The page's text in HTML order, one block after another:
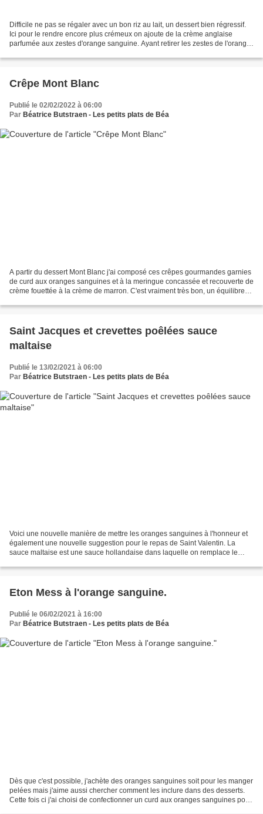
Difficile ne pas se régaler avec un bon riz au lait, un dessert bien régressif.
Ici pour le rendre encore plus crémeux on ajoute de la crème anglaise
parfumée aux zestes d'orange sanguine. Ayant retirer les zestes de l'orange,
Crêpe Mont Blanc
Publié le 02/02/2022 à 06:00
Par Béatrice Butstraen - Les petits plats de Béa
A partir du dessert Mont Blanc j'ai composé ces crêpes gourmandes garnies
de curd aux oranges sanguines et à la meringue concassée et recouverte de
crème fouettée à la crème de marron. C'est vraiment très bon, un équilibre
Saint Jacques et crevettes poêlées sauce
maltaise
Publié le 13/02/2021 à 06:00
Par Béatrice Butstraen - Les petits plats de Béa
Voici une nouvelle manière de mettre les oranges sanguines à l'honneur et
également une nouvelle suggestion pour le repas de Saint Valentin. La
sauce maltaise est une sauce hollandaise dans laquelle on remplace le
Eton Mess à l'orange sanguine.
Publié le 06/02/2021 à 16:00
Par Béatrice Butstraen - Les petits plats de Béa
Dès que c'est possible, j'achète des oranges sanguines soit pour les manger
pelées mais j'aime aussi chercher comment les inclure dans des desserts.
Cette fois ci j'ai choisi de confectionner un curd aux oranges sanguines pour